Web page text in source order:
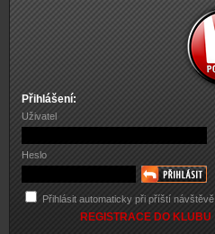
Přihlášení:
Uživatel
Heslo
Přihlásit automaticky při příští návštěvě
REGISTRACE DO KLUBU